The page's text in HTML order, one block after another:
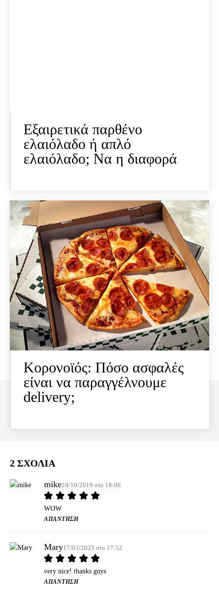
Εξαιρετικά παρθένο
ελαιόλαδο ή απλό
ελαιόλαδο; Να η διαφορά
Κορονοϊός: Πόσο ασφαλές
είναι να παραγγέλνουμε
delivery;
2 ΣΧΟΛΙΑ
mike24/10/2019 στο 18:06
WOW
ΑΠΆΝΤΗΣΗ
Μary17/03/2023 στο 17:52
very nice! thanks guys
ΑΠΆΝΤΗΣΗ